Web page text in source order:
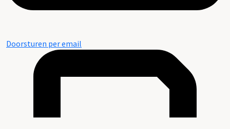
Doorsturen per email